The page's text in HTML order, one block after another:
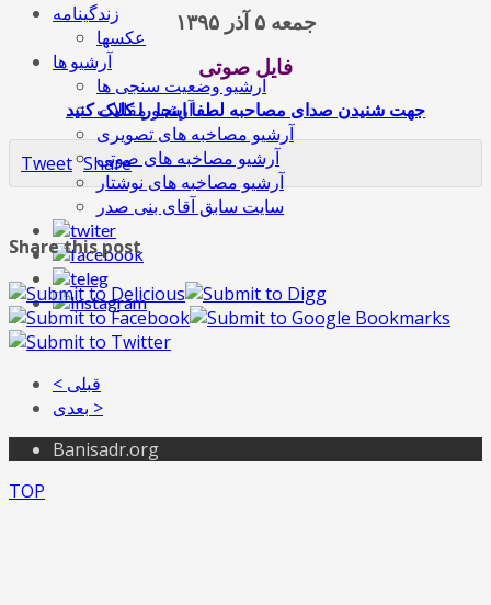
زندگینامه
عکسها
آرشیو ها
آرشیو وضعیت سنجی ها
آرشیو مقالات
آرشیو مصاخبه های تصویری
آرشیو مصاخبه های صوتی
آرشیو مصاخبه های نوشتار
سایت سابق آقای بنی صدر
جمعه ۵ آذر ۱۳۹۵
فایل صوتی
جهت شنیدن صدای مصاحبه لطفا اینجا را کلیک کنید
Tweet Share
Share this post
< قبلی
بعدی >
Banisadr.org
TOP